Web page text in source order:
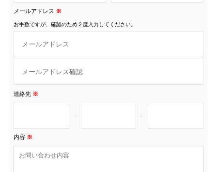
メールアドレス ※
お手数ですが、確認のため２度入力してください。
連絡先 ※
- -
内容 ※